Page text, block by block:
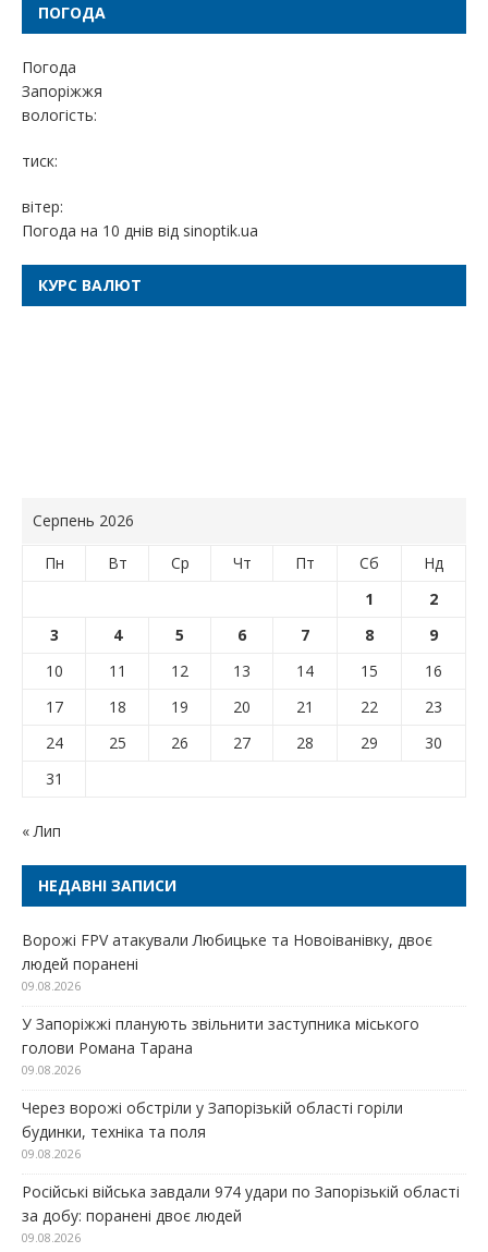
ПОГОДА
Погода
Запоріжжя
вологість:
тиск:
вітер:
Погода на 10 днів від sinoptik.ua
КУРС ВАЛЮТ
Серпень 2026
Пн Вт Ср Чт Пт Сб
Нд
1
2
3
4 5 6 7 8
9
10
11 12 13 14 15
16
17
18 19 20 21 22
23
24
25 26 27 28 29
30
31
« Лип
НЕДАВНІ ЗАПИСИ
Ворожі FPV атакували Любицьке та Новоіванівку, двоє
людей поранені
09.08.2026
У Запоріжжі планують звільнити заступника міського
голови Романа Тарана
09.08.2026
Через ворожі обстріли у Запорізькій області горіли
будинки, техніка та поля
09.08.2026
Російські війська завдали 974 удари по Запорізькій області
за добу: поранені двоє людей
09.08.2026